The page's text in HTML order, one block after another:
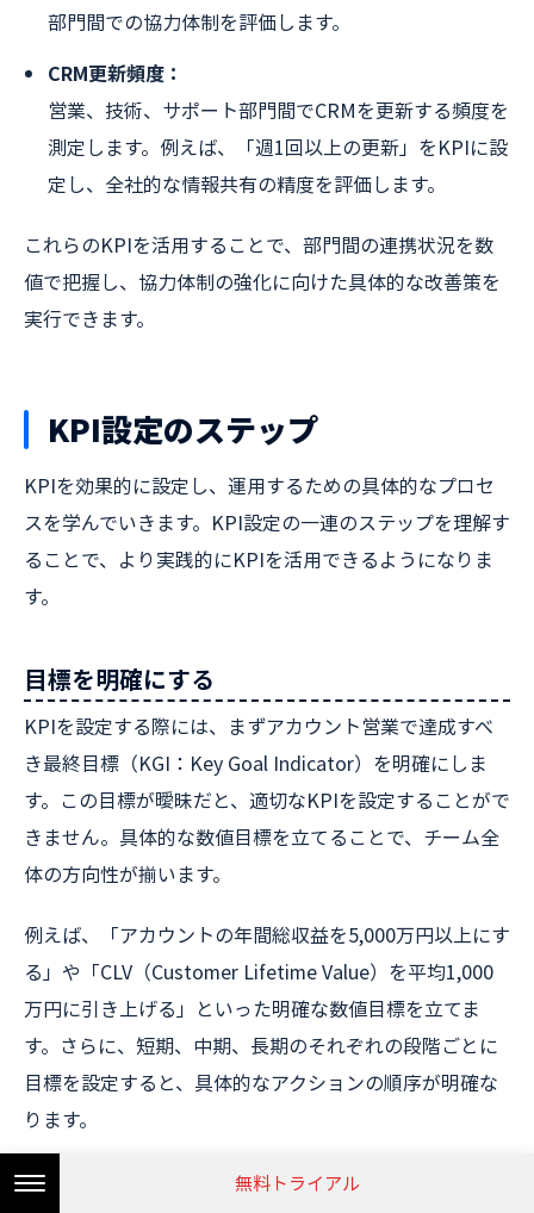
部門間での協力体制を評価します。
CRM更新頻度：
営業、技術、サポート部門間でCRMを更新する頻度を
測定します。例えば、「週1回以上の更新」をKPIに設
定し、全社的な情報共有の精度を評価します。
これらのKPIを活用することで、部門間の連携状況を数
値で把握し、協力体制の強化に向けた具体的な改善策を
実行できます。
KPI設定のステップ
KPIを効果的に設定し、運用するための具体的なプロセ
スを学んでいきます。KPI設定の一連のステップを理解す
ることで、より実践的にKPIを活用できるようになりま
す。
目標を明確にする
KPIを設定する際には、まずアカウント営業で達成すべ
き最終目標（KGI：Key Goal Indicator）を明確にしま
す。この目標が曖昧だと、適切なKPIを設定することがで
きません。具体的な数値目標を立てることで、チーム全
体の方向性が揃います。
例えば、「アカウントの年間総収益を5,000万円以上にす
る」や「CLV（Customer Lifetime Value）を平均1,000
万円に引き上げる」といった明確な数値目標を立てま
す。さらに、短期、中期、長期のそれぞれの段階ごとに
目標を設定すると、具体的なアクションの順序が明確な
ります。
無料トライアル